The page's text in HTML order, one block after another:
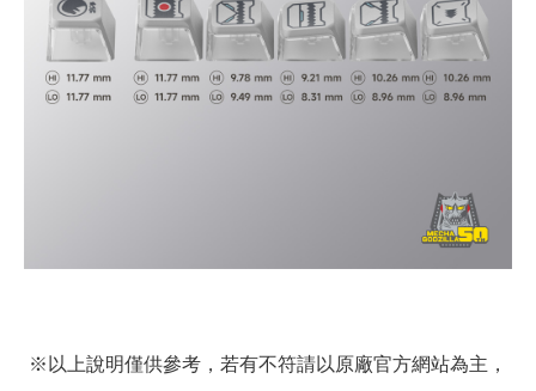
※以上說明僅供參考，若有不符請以原廠官方網站為主，